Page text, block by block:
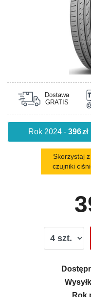
Dostawa
GRATIS
Rok 2024 -396zł
Skorzystaj
czujniki